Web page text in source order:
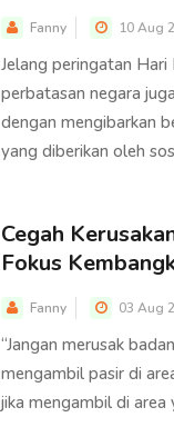
Fanny 10 Aug
Jelang peringatan Hari
perbatasan negara
dengan mengibarkan
yang diberikan oleh
Cegah
Fokus
Fanny 03 Aug
“Jangan merusak
mengambil pasir di
jika mengambil di